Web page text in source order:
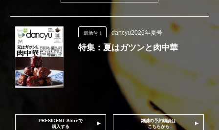
最新号！ dancyu2026年夏号
特集：夏はガツンと肉中華
PRESIDENT Storeで
購入する
雑誌の予約購読は
こちらから